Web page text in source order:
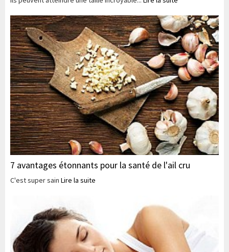
7 avantages étonnants pour la santé de l'ail cru
C'est super sain Lire la suite